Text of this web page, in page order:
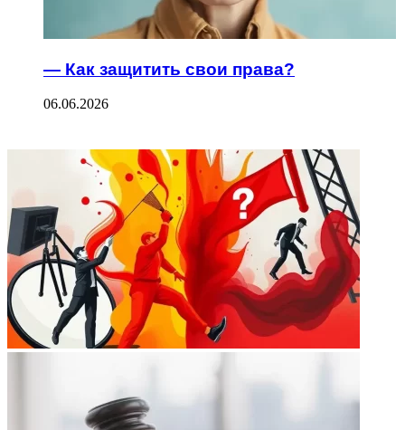
— Как защитить свои права?
06.06.2026